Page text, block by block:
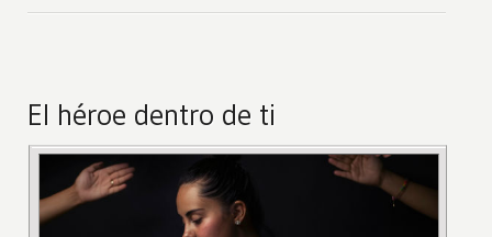
El héroe dentro de ti